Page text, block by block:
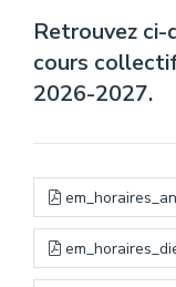
Danse
Théâtre
CONTACT
Retrouvez ci-
cours
2026-2027.